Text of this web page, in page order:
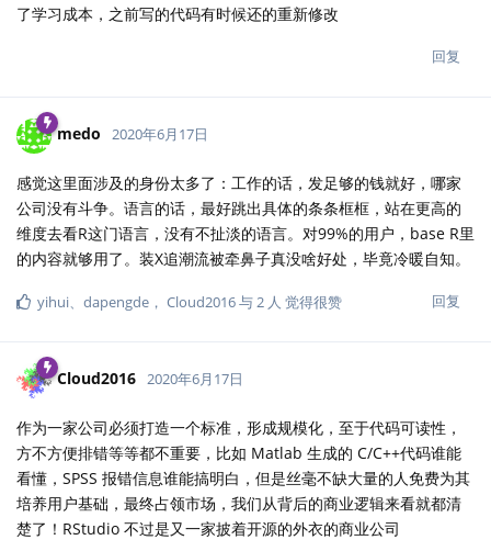
了学习成本，之前写的代码有时候还的重新修改
回复
medo 2020年6月17日
感觉这里面涉及的身份太多了：工作的话，发足够的钱就好，哪家
公司没有斗争。语言的话，最好跳出具体的条条框框，站在更高的
维度去看R这门语言，没有不扯淡的语言。对99%的用户，base R里
的内容就够用了。装X追潮流被牵鼻子真没啥好处，毕竟冷暖自知。
回复
yihui dapengde ， Cloud2016与 2 人 觉得很赞
Cloud2016 2020年6月17日
作为一家公司必须打造一个标准，形成规模化，至于代码可读性，
方不方便排错等等都不重要，比如 Matlab 生成的 C/C++代码谁能
看懂，SPSS 报错信息谁能搞明白，但是丝毫不缺大量的人免费为其
培养用户基础，最终占领市场，我们从背后的商业逻辑来看就都清
楚了！RStudio 不过是又一家披着开源的外衣的商业公司